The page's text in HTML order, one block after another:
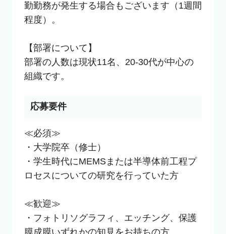
勤勤務が発生する場合もございます（1週間
程度）。
【部署について】
部署の人数は現状11名、20-30代が中心の
組織です。
応募要件
≪必須≫
・大学院卒（修士）
・学生時代にMEMSまたは半導体前工程プ
ロセスについての研究を行っていた方
≪歓迎≫
・フォトリソグラフィ、エッチング、保護